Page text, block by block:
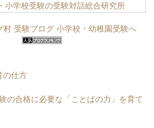
・小学校受験の受験対話総合研究所
の仕方
の合格に必要な「ことばの力」を育て